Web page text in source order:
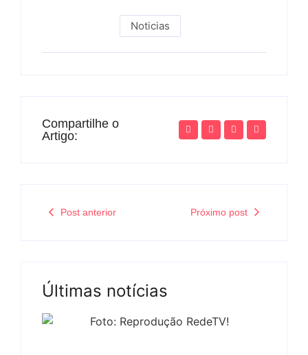
Noticias
Compartilhe o
Artigo:
Post anterior Próximo post
Últimas notícias